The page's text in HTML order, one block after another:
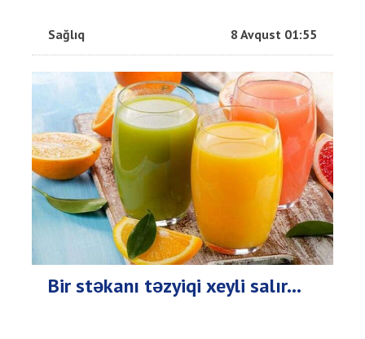
Sağlıq 8 Avqust 01:55
Bir stəkanı təzyiqi xeyli salır...